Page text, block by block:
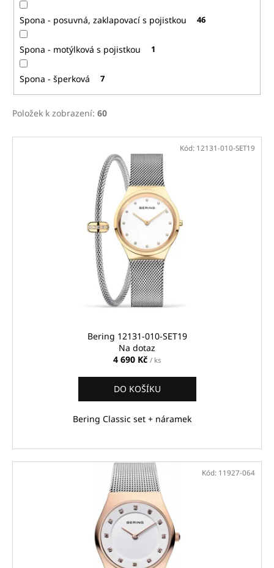
Spona - posuvná, zaklapovací s pojistkou 46
Spona - motýlková s pojistkou 1
Spona - šperková 7
Položek k zobrazení: 60
V
Bering 12131-010-SET19
Na dotaz
4 690 Kč / ks
DO KOŠÍKU
Bering Classic set + náramek
Kód: 12131-010-SET19
Kód: 11927-064